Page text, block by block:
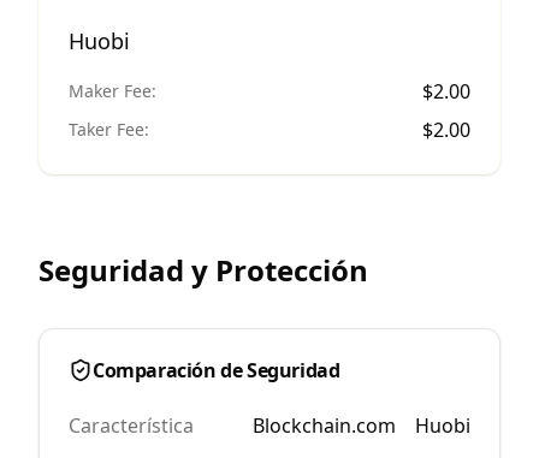
Huobi
Maker Fee: $2.00
Taker Fee: $2.00
Seguridad y Protección
Comparación de Seguridad
Característica Blockchain.com Huobi